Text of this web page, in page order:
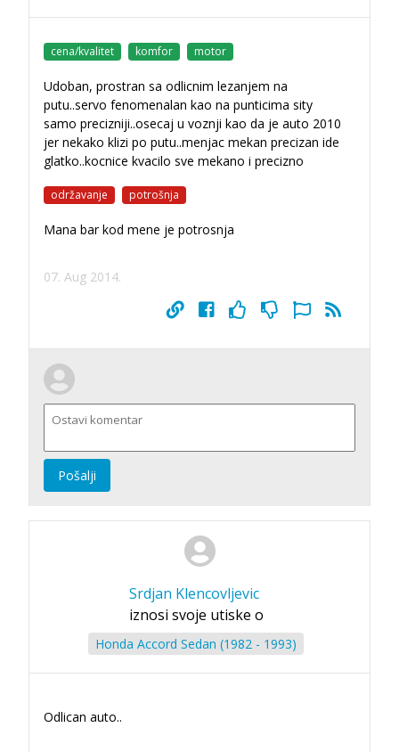
cena/kvalitet komfor motor
Udoban, prostran sa odlicnim lezanjem na
putu..servo fenomenalan kao na punticima sity
samo precizniji..osecaj u voznji kao da je auto 2010
jer nekako klizi po putu..menjac mekan precizan ide
glatko..kocnice kvacilo sve mekano i precizno
održavanje potrošnja
Mana bar kod mene je potrosnja
07. Aug 2014.
Pošalji
Srdjan Klencovljevic
iznosi svoje utiske o
Honda Accord Sedan (1982 - 1993)
Odlican auto..